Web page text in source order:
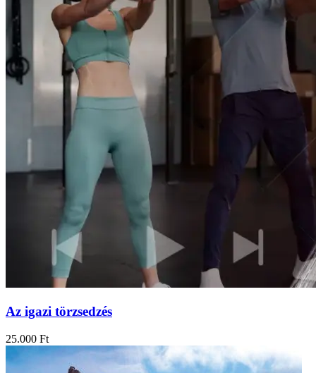
Az igazi törzsedzés
25.000 Ft